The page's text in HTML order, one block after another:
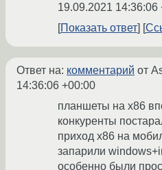
19.09.2021 14:36:06
Показать ответ
Ответ на: комментарий от
14:36:06 +00:00
планшеты на x86
конкуренты
приход x86 на
запарили
особенно были